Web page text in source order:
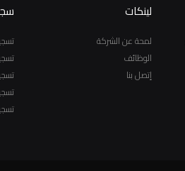
لينكات
لمحة عن الشركة
الوظائف
إتصل بنا